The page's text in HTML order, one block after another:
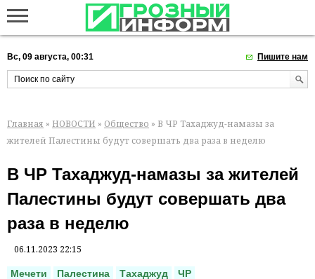
Вс, 09 августа, 00:31 Пишите нам
Главная » НОВОСТИ » Общество » В ЧР Тахаджуд-намазы за
жителей Палестины будут совершать два раза в неделю
В ЧР Тахаджуд-намазы за жителей
Палестины будут совершать два
раза в неделю
06.11.2023 22:15
Мечети Палестина Тахаджуд ЧР